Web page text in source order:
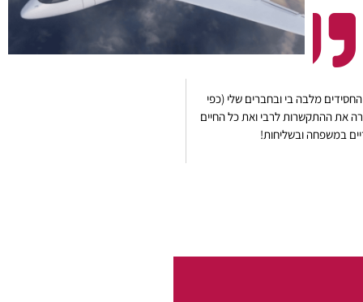
מלבה בי ובחברים שלי (כפי
את ההתקשרות לרבי ואת כל החיים
במשפחה ובשליחות!